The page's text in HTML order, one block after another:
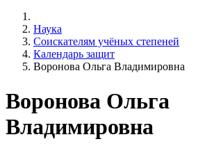
Наука
Соискателям учёных степеней
Календарь защит
Воронова Ольга Владимировна
Воронова Ольга
Владимировна